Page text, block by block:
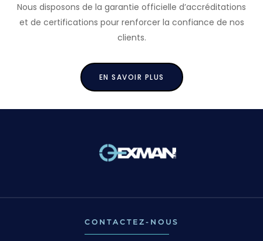
Nous disposons de la garantie officielle d’accréditations
et de certifications pour renforcer la confiance de nos
clients.
EN SAVOIR PLUS
CONTACTEZ-NOUS